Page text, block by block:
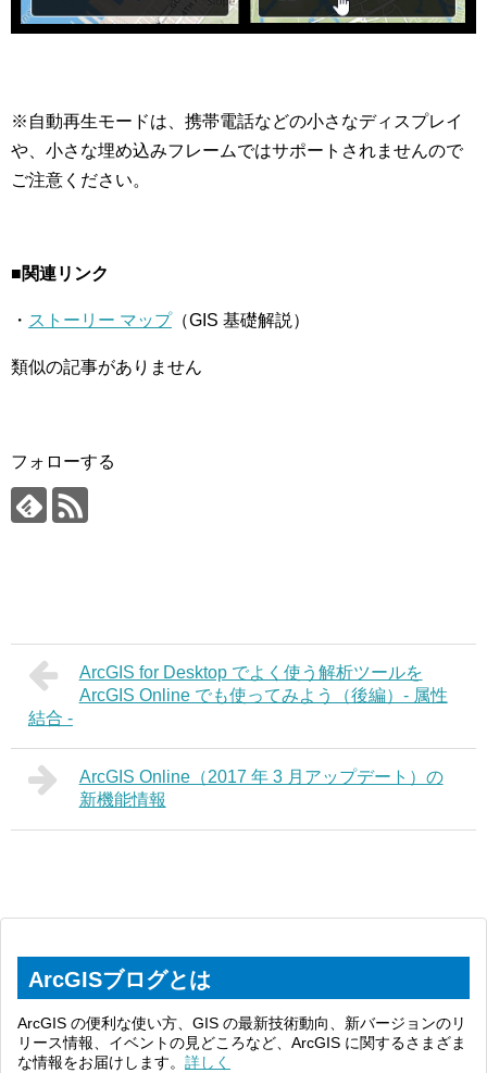
※自動再生モードは、携帯電話などの小さなディスプレイ
や、小さな埋め込みフレームではサポートされませんので
ご注意ください。
■関連リンク
・ ストーリー マップ（GIS 基礎解説）
類似の記事がありません
フォローする
ArcGIS for Desktop でよく使う解析ツールを
ArcGIS Online でも使ってみよう（後編）- 属性
結合 -
ArcGIS Online（2017 年 3 月アップデート）の
新機能情報
ArcGISブログとは
ArcGIS の便利な使い方、GIS の最新技術動向、新バージョンのリ
リース情報、イベントの見どころなど、ArcGIS に関するさまざま
な情報をお届けします。 詳しく